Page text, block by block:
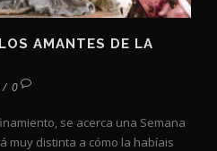
AMANTES DE LA
/ 0
se acerca una Semana
muy distinta a cómo la habíais